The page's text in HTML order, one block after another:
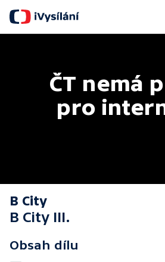
ČT nemá
pro
B City
B City III.
Obsah dílu